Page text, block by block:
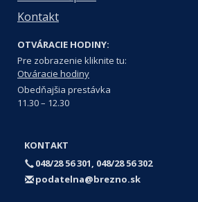
Kontakt
OTVÁRACIE HODINY:
Pre zobrazenie kliknite tu:
Otváracie hodiny
Obedňajšia prestávka
11.30 – 12.30
KONTAKT
048/28 56 301, 048/28 56 302
podatelna@brezno.sk